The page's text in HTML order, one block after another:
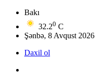
Bakı
32.20 C
Şənbə, 8 Avqust 2026
Daxil ol